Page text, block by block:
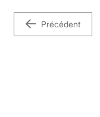
Précédent